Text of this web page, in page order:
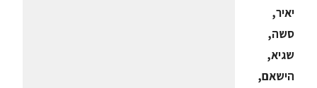
יאיר,
סשה,
שגיא,
הישאם,